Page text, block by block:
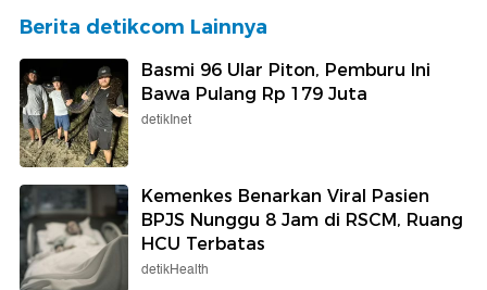
Berita detikcom Lainnya
Basmi 96 Ular Piton, Pemburu Ini
Bawa Pulang Rp 179 Juta
detikInet
Kemenkes Benarkan Viral Pasien
BPJS Nunggu 8 Jam di RSCM, Ruang
HCU Terbatas
detikHealth